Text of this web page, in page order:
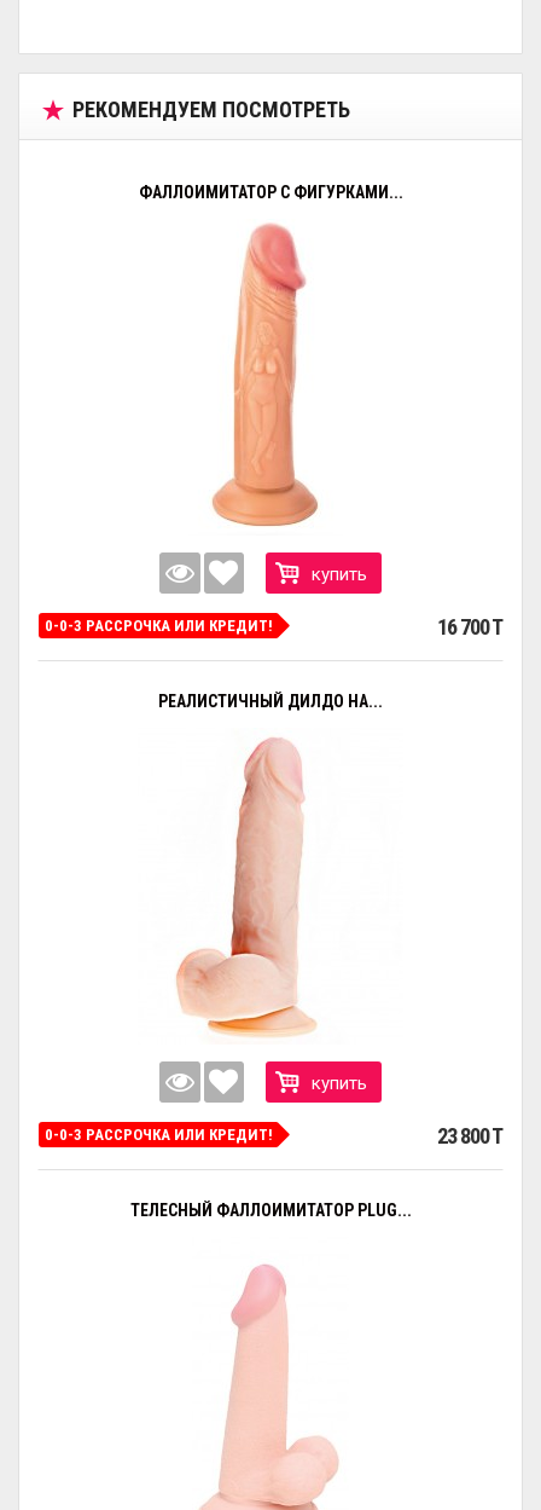
РЕКОМЕНДУЕМ ПОСМОТРЕТЬ
ФАЛЛОИМИТАТОР С ФИГУРКАМИ...
купить
0-0-3 РАССРОЧКА ИЛИ КРЕДИТ! 16 700 T
РЕАЛИСТИЧНЫЙ ДИЛДО НА...
купить
0-0-3 РАССРОЧКА ИЛИ КРЕДИТ! 23 800 T
ТЕЛЕСНЫЙ ФАЛЛОИМИТАТОР PLUG...